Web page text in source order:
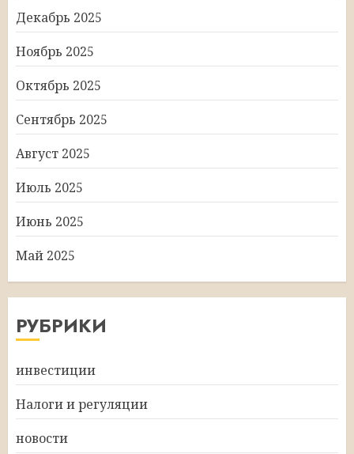
Декабрь 2025
Ноябрь 2025
Октябрь 2025
Сентябрь 2025
Август 2025
Июль 2025
Июнь 2025
Май 2025
РУБРИКИ
инвестиции
Налоги и регуляции
новости